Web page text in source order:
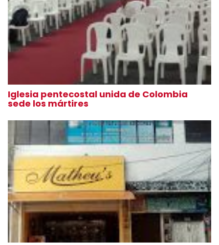
Iglesia pentecostal unida de Colombia
sede los mártires